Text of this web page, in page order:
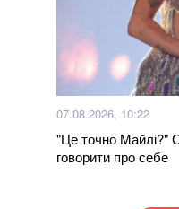
07.08.2026, 10:22
"Це точно Майлі?"
говорити про себе